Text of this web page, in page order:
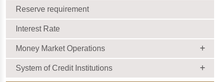
Reserve requirement
Interest Rate
Money Market Operations
System of Credit Institutions